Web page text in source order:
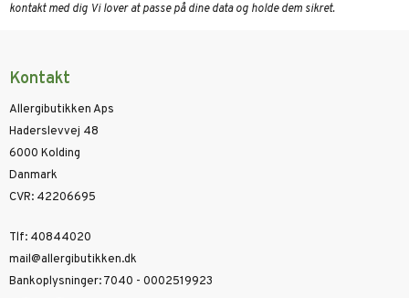
kontakt med dig Vi lover at passe på dine data og holde dem sikret.
Kontakt
Allergibutikken Aps
Haderslevvej 48
6000 Kolding
Danmark
CVR: 42206695
Tlf: 40844020
mail@allergibutikken.dk
Bankoplysninger:7040 - 0002519923